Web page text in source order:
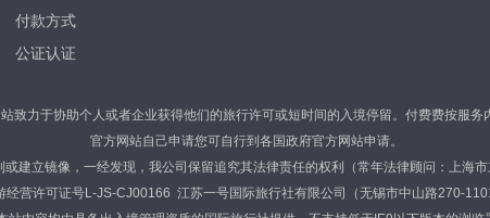
付款方式
公证认证
致力于协助个人或者企业获得他们的旅行许可或短时间的入境停留。付费费按服
官方网站自己申请您可自行到各国政府官方网站申请。
建立镜像，一经发现，我公司保留追究其法律责任的权利（常年法律顾问：上海
经营许可证号L-JS-CJ00166 江苏一号国际旅行社有限公司（无锡市中山路270-